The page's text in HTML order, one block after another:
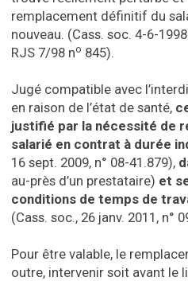
remplacement définitif du
nouveau. (Cass. soc. 4-6-
RJS 7/98 no 845).
Jugé compatible avec
en raison de l’état de santé,
justifié par la nécessité de
salarié en contrat à durée
16 sept. 2009, n° 08-41.879),
au-près d’un prestataire) et
conditions de temps de
(Cass. soc., 26 janv. 2011, n°
Pour être valable, le
outre, intervenir soit avant le